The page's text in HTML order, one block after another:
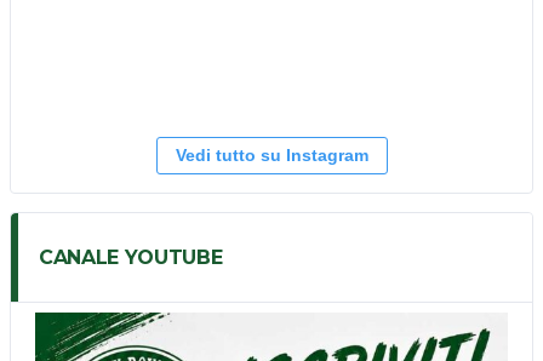
Vedi tutto su Instagram
CANALE YOUTUBE